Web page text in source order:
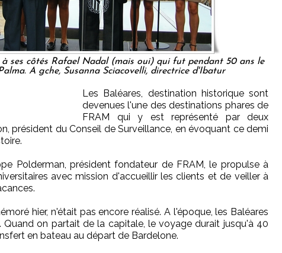
à ses côtés Rafael Nadal (mais oui) qui fut pendant 50 ans le
A gche, Susanna Sciacovelli, directrice d'Ibatur
Les Baléares, destination historique sont
devenues l'une des destinations phares de
FRAM qui y est représenté par deux
président du Conseil de Surveillance, en évoquant ce demi
Polderman, président fondateur de FRAM, le propulse à
avec mission d'accueillir les clients et de veiller à
hier, n'était pas encore réalisé. A l'époque, les Baléares
on partait de la capitale, le voyage durait jusqu'à 40
en bateau au départ de Bardelone.